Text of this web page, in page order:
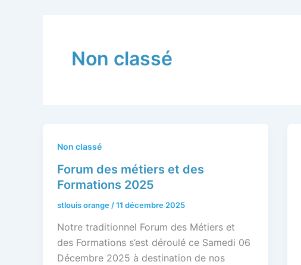
Non classé
Non classé
Forum des métiers et des
Formations 2025
stlouis orange /11 décembre 2025
Notre traditionnel Forum des Métiers et
des Formations s’est déroulé ce Samedi 06
Décembre 2025 à destination de nos